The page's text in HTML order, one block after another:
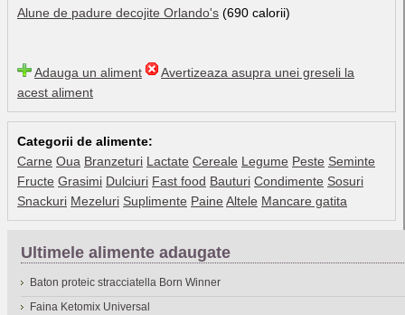
Alune de padure decojite Orlando's (690 calorii)
Adauga un aliment
Avertizeaza asupra unei greseli la
acest aliment
Categorii de alimente:
Carne Oua Branzeturi Lactate Cereale Legume Peste Seminte
Fructe Grasimi Dulciuri Fast food Bauturi Condimente Sosuri
Snackuri Mezeluri Suplimente Paine Altele Mancare gatita
Ultimele alimente adaugate
Baton proteic stracciatella Born Winner
Faina Ketomix Universal